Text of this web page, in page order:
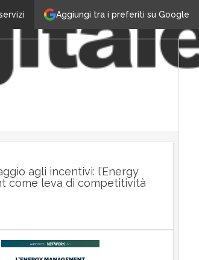
Aggiungi tra i preferiti su Google
agli incentivi: l’Energy
come leva di competitività